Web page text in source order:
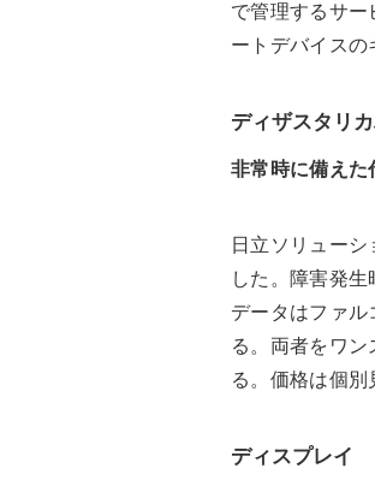
で管理するサー
ートデバイスの
ディザスタリ
非常時に備えた
日立ソリュー
した。障害発
データはファ
る。両者をワ
る。価格は個別
ディスプレイ